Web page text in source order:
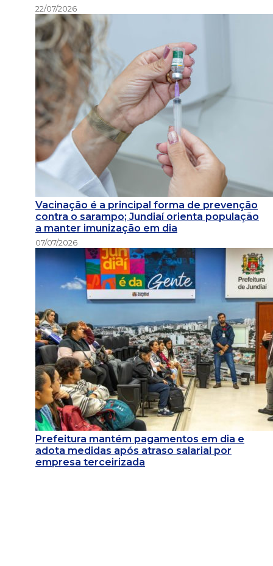
22/07/2026
Vacinação é a principal forma de prevenção
contra o sarampo; Jundiaí orienta população
a manter imunização em dia
07/07/2026
Prefeitura mantém pagamentos em dia e
adota medidas após atraso salarial por
empresa terceirizada